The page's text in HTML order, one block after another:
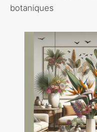
botaniques